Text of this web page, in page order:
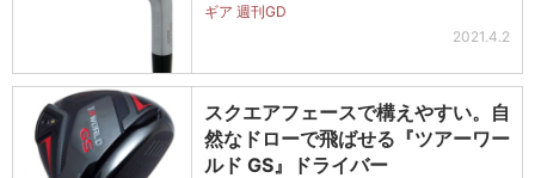
ギア 週刊GD
2021.4.2
スクエアフェースで構えやすい。自
然なドローで飛ばせる『ツアーワー
ルド GS』ドライバー